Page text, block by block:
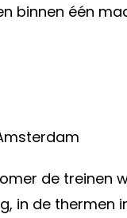
binnen één
de treinen
in de thermen